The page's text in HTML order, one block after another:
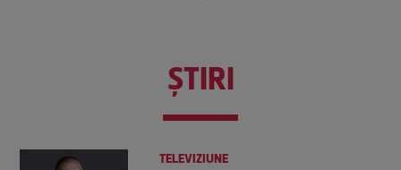
ŞTIRI
TELEVIZIUNE